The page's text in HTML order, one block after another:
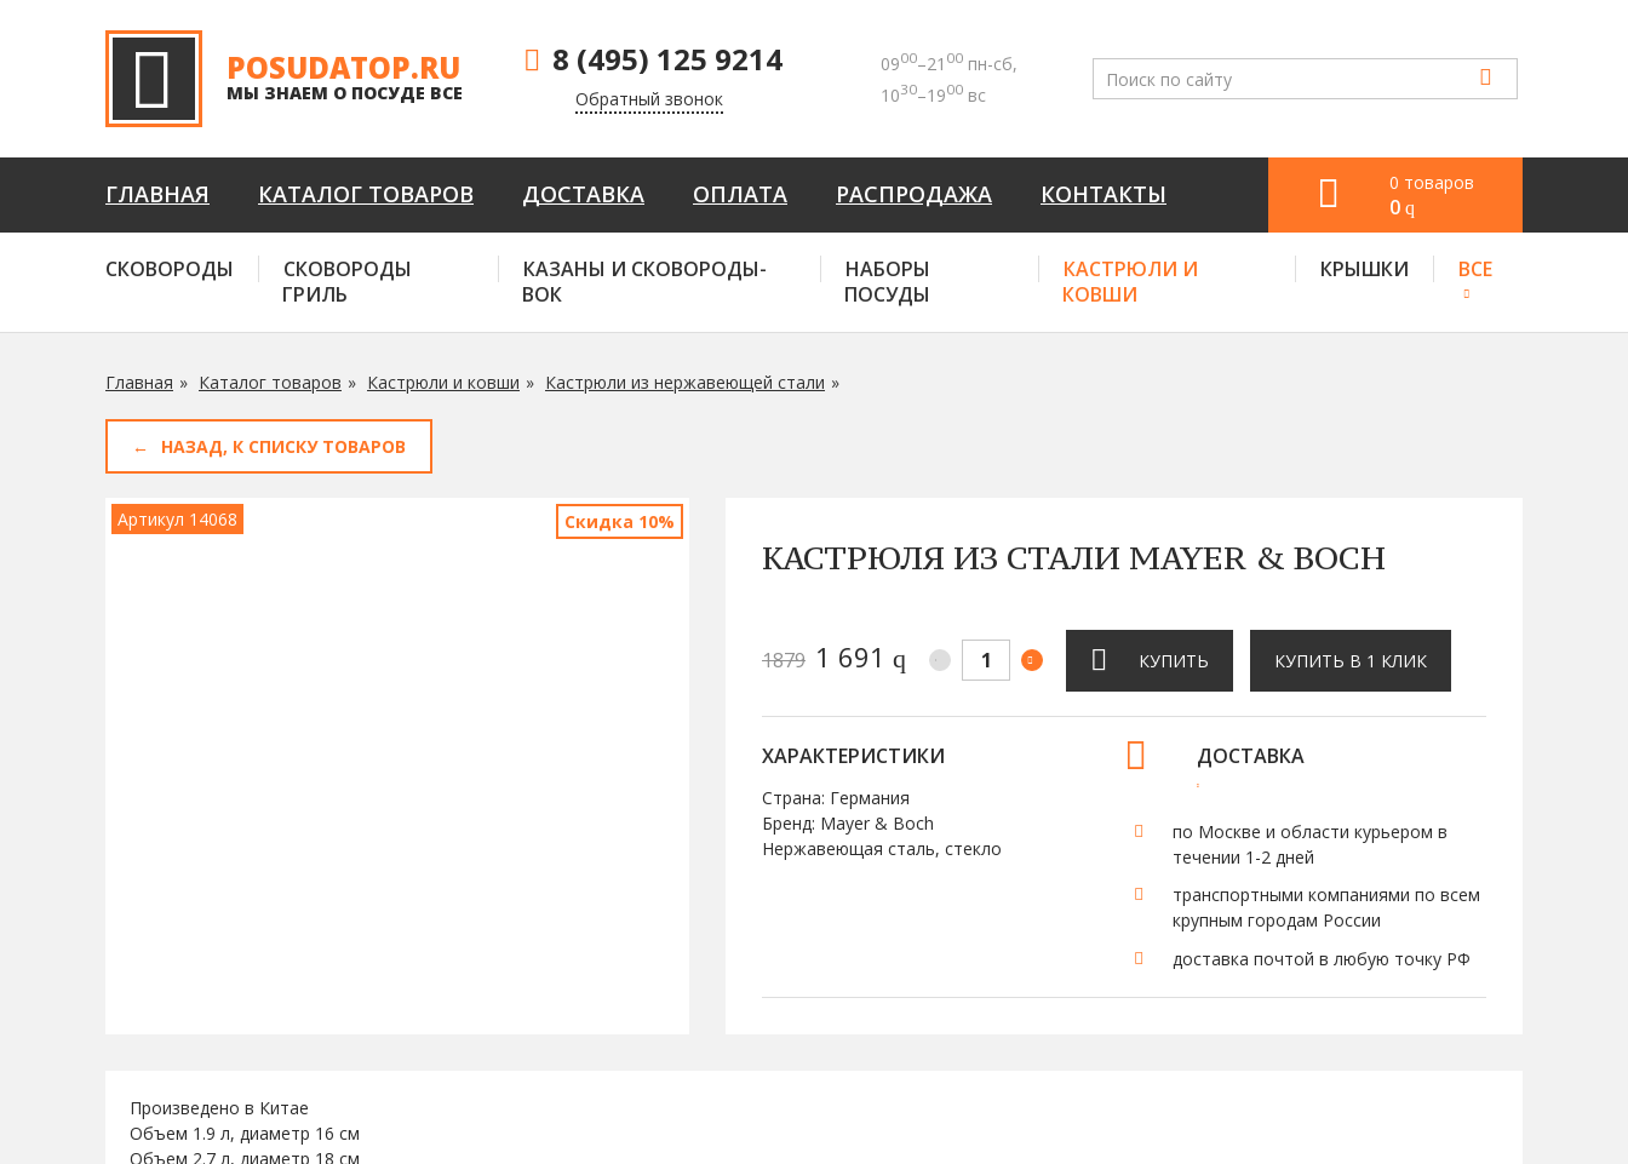
POSUDATOP.RU
МЫ ЗНАЕМ О ПОСУДЕ ВСЕ
8 (495) 125 9214
Обратный звонок
0900–21 00 пн-сб,
1030–1900 вс
ГЛАВНАЯ КАТАЛОГ ТОВАРОВ ДОСТАВКА ОПЛАТА РАСПРОДАЖА КОНТАКТЫ 0 товаров
0 q
СКОВОРОДЫ
СКОВОРОДЫ
ГРИЛЬ
КАЗАНЫ И СКОВОРОДЫ-
ВОК
НАБОРЫ
ПОСУДЫ
КАСТРЮЛИ И
КОВШИ
КРЫШКИ ВСЕ
Главная Каталог товаров Кастрюли и ковши Кастрюли из нержавеющей стали
НАЗАД, К СПИСКУ ТОВАРОВ
Артикул 14068 Скидка 10%
КАСТРЮЛЯ ИЗ СТАЛИ MAYER & BOCH
1879 1 691 q КУПИТЬ КУПИТЬ В 1 КЛИК
ХАРАКТЕРИСТИКИ
Страна: Германия
Бренд: Mayer & Boch
Нержавеющая сталь, стекло
ДОСТАВКА
по Москве и области курьером в
течении 1-2 дней
транспортными компаниями по всем
крупным городам России
доставка почтой в любую точку РФ
Произведено в Китае
Объем 1.9 л, диаметр 16 см
Объем 2.7 л, диаметр 18 см